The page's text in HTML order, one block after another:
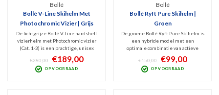
Bollé
Bollé V-Line Skihelm Met
Photochromic Vizier | Grijs
De lichtgrijze Bollé V-Line hardshell
vizierhelm met Photochromic vizier
(Cat. 1-3) is een prachtige, unisex
skihelm van indrukwekkende
kwaliteit en pasvorm. Veilig en
geschikt voor alle disciplines.
€280,00 €189,00
OP VOORRAAD
Bollé
Bollé Ryft Pure Skihelm |
Groen
De groene Bollé Ryft Pure Skihelm is
een hybride model met een
optimale combinatie van actieve
ventilatie, stoer design en
veiligheid. Geschikt voor zowel
allround skiërs als snowboarders die
€150,00 €99,00
OP VOORRAAD